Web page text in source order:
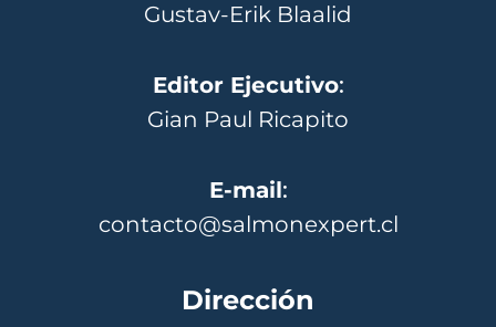
Gustav-Erik Blaalid
Editor Ejecutivo:
Gian Paul Ricapito
E-mail:
contacto@salmonexpert.cl
Dirección